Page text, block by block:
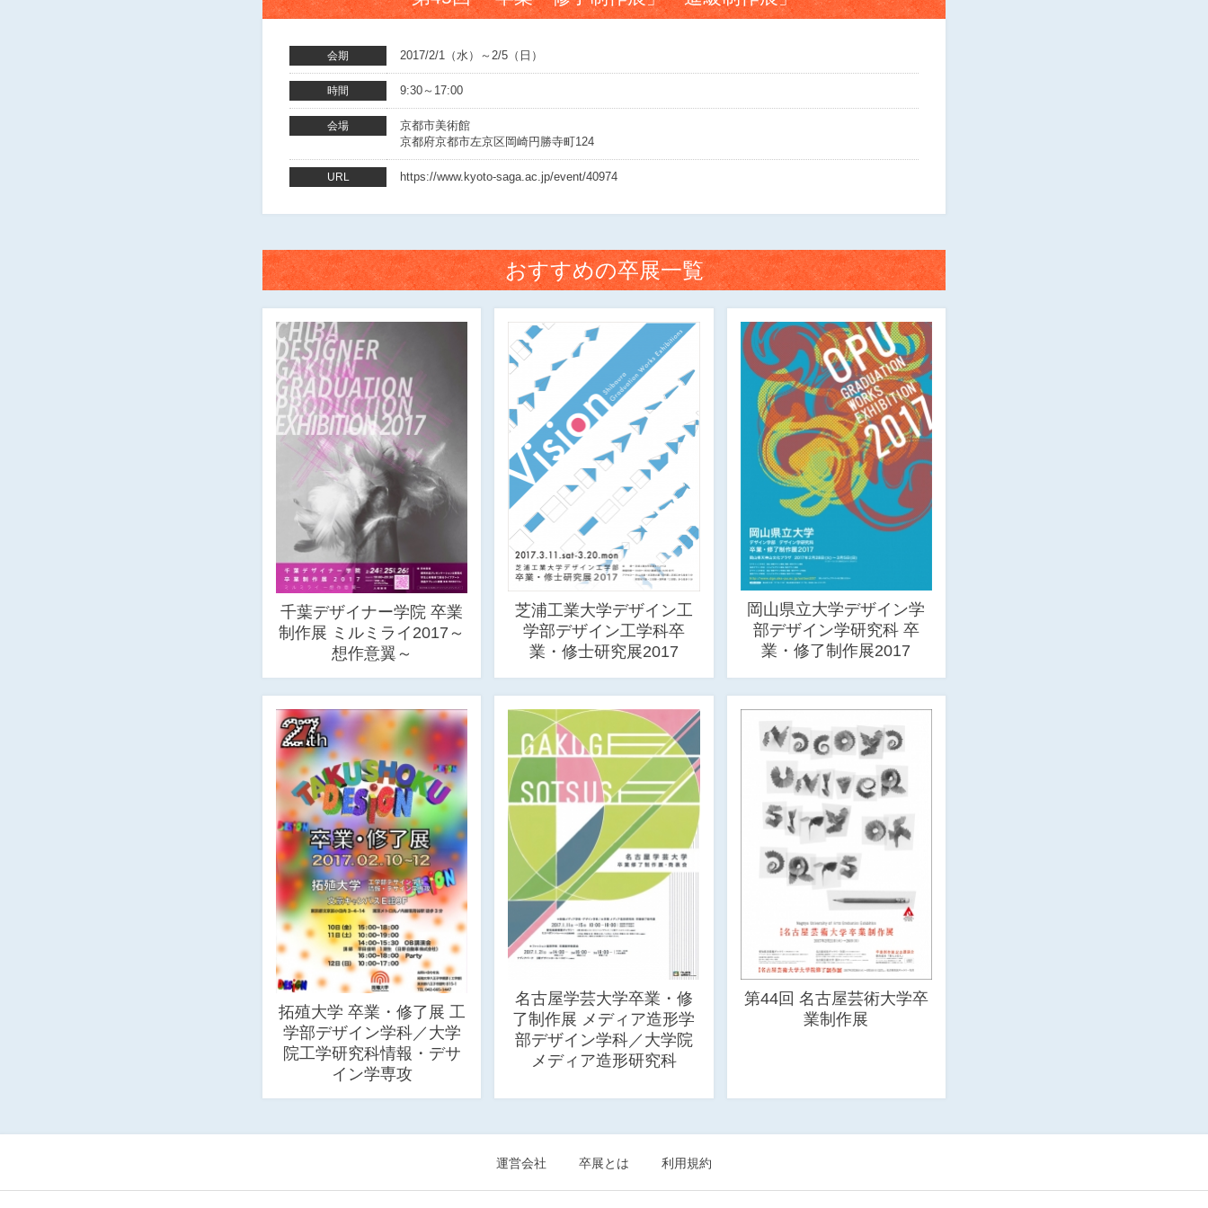
会期 2017/2/1（水）～2/5（日）
時間 9:30～17:00
会場
京都市美術館
京都府京都市左京区岡崎円勝寺町124
URL https://www.kyoto-saga.ac.jp/event/40974
おすすめの卒展一覧
千葉デザイナー学院 卒業
制作展 ミルミライ2017～
想作意翼～
芝浦工業大学デザイン工
学部デザイン工学科卒
業・修士研究展2017
岡山県立大学デザイン学
部デザイン学研究科 卒
業・修了制作展2017
拓殖大学 卒業・修了展 工
学部デザイン学科／大学
院工学研究科情報・デサ
イン学専攻
名古屋学芸大学卒業・修
了制作展 メディア造形学
部デザイン学科／大学院
メディア造形研究科
第44回 名古屋芸術大学卒
業制作展
運営会社 卒展とは 利用規約